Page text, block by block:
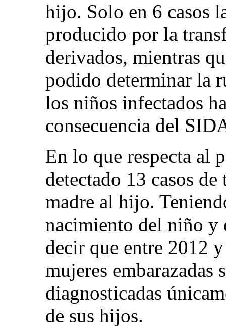
hijo. Solo en 6 casos
producido por la
derivados, mientras
podido determinar la
los niños infectados
consecuencia del
En lo que respecta al
detectado 13 casos
madre al hijo.
nacimiento del niño y
decir que entre 2012
mujeres
diagnosticadas
de sus hijos.